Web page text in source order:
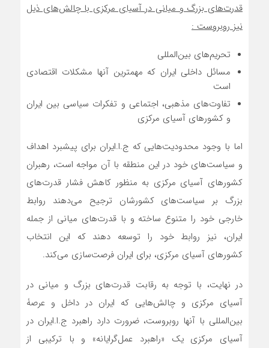
قدرت‌های بزرگ و میانی در آسیای مرکزی با چالش‌های ذیل
نیز روبروست :
تحریم‌های بین‌المللی
مسائل داخلی ایران که مهمترین آنها مشکلات اقتصادی
است
تفاوت‌های مذهبی، اجتماعی و تفکرات سیاسی بین ایران
و کشورهای آسیای مرکزی
اما با وجود محدودیت‌هایی که ج.ا.ایران برای پیشبرد اهداف
و سیاست‌های خود در این منطقه با آن مواجه است، رهبران
کشورهای آسیای مرکزی به منظور کاهش فشار قدرت‌های
بزرگ بر سیاست‌های کشورشان ترجیح می‌دهند روابط
خارجی خود را متنوع ساخته و با قدرت‌های میانی از جمله
ایران، نیز روابط خود را توسعه دهند که این انتخاب
کشورهای آسیای مرکزی، برای ایران فرصت‌سازی می‌کند.
در نهایت، با توجه به رقابت قدرت‌های بزرگ و میانی در
آسیای مرکزی و چالش‌هایی که ایران در داخل و عرصۀ
بین‌المللی با آنها روبروست، ضرورت دارد راهبرد ج.ا.ایران در
آسیای مرکزی یک «راهبرد عمل‌گرایانه» و با ترکیبی از